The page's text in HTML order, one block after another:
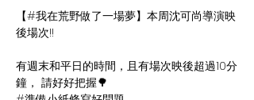
【#我在荒野做了一場夢】本周沈可尚導演映
後場次!!
有週末和平日的時間，且有場次映後超過10分
鐘， 請好好把握🌳